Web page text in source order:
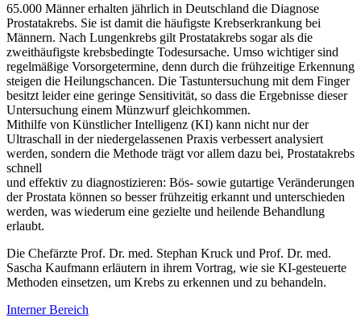
65.000 Männer erhalten jährlich in Deutschland die Diagnose
Prostatakrebs. Sie ist damit die häufigste Krebserkrankung bei
Männern. Nach Lungenkrebs gilt Prostatakrebs sogar als die
zweithäufigste krebsbedingte Todesursache. Umso wichtiger sind
regelmäßige Vorsorgetermine, denn durch die frühzeitige Erkennung
steigen die Heilungschancen. Die Tastuntersuchung mit dem Finger
besitzt leider eine geringe Sensitivität, so dass die Ergebnisse dieser
Untersuchung einem Münzwurf gleichkommen.
Mithilfe von Künstlicher Intelligenz (KI) kann nicht nur der
Ultraschall in der niedergelassenen Praxis verbessert analysiert
werden, sondern die Methode trägt vor allem dazu bei, Prostatakrebs
schnell
und effektiv zu diagnostizieren: Bös- sowie gutartige Veränderungen
der Prostata können so besser frühzeitig erkannt und unterschieden
werden, was wiederum eine gezielte und heilende Behandlung
erlaubt.
Die Chefärzte Prof. Dr. med. Stephan Kruck und Prof. Dr. med.
Sascha Kaufmann erläutern in ihrem Vortrag, wie sie KI-gesteuerte
Methoden einsetzen, um Krebs zu erkennen und zu behandeln.
Interner Bereich